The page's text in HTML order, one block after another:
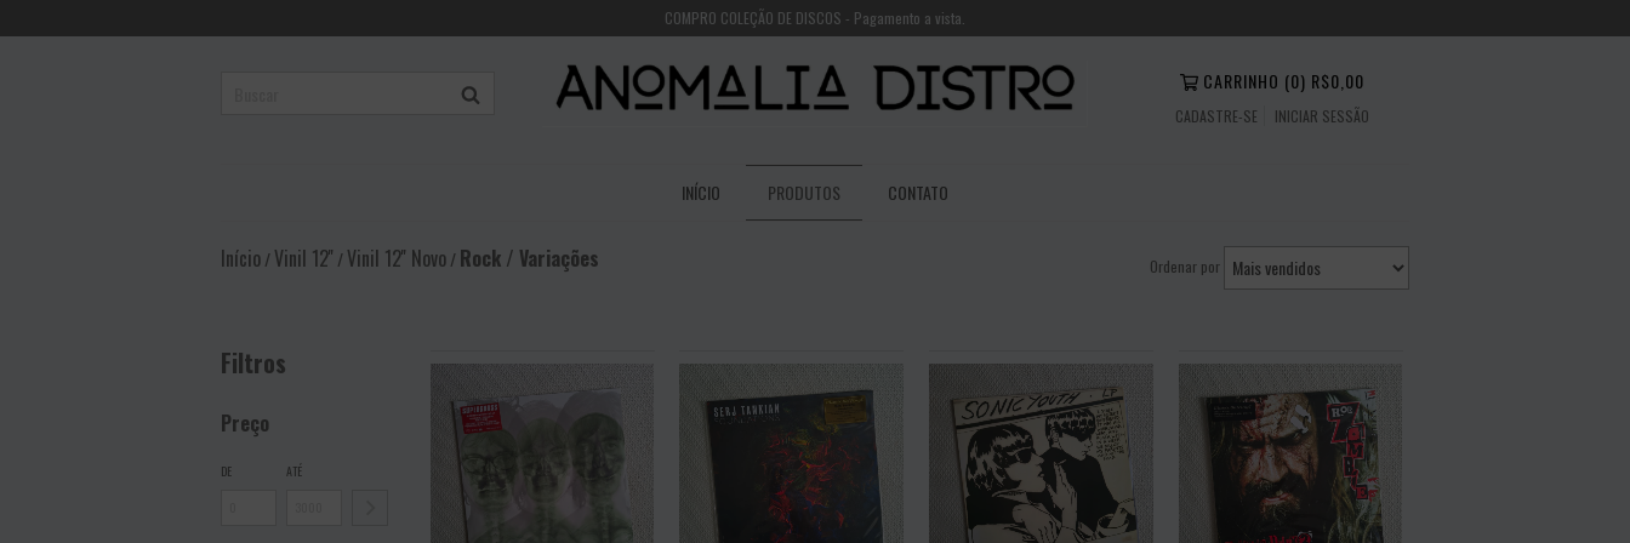
COMPRO COLEÇÃO DE DISCOS - Pagamento a vista.
CARRINHO (0) R$0,00
CADASTRE-SE INICIAR SESSÃO
INÍCIO PRODUTOS CONTATO
Início/Vinil 12'' /Vinil 12'' Novo/Rock / Variações Ordenar por
Filtros
Preço
DE ATÉ